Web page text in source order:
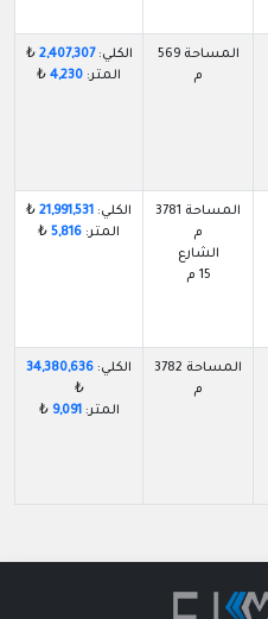
المساحة 569
م
الكلي:2,407,307
₺
المتر: 4,230
₺
المساحة 3781
م
الشارع
15 م
الكلي: 21,991,531
₺
المتر: 5,816
₺
المساحة 3782
م
الكلي: 34,380,636
₺
المتر:9,091
₺